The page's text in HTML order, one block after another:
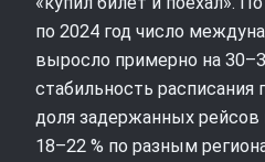
по 2024 год число
выросло примерно на
стабильность расписания
доля задержанных рейсов
18–22 % по разным